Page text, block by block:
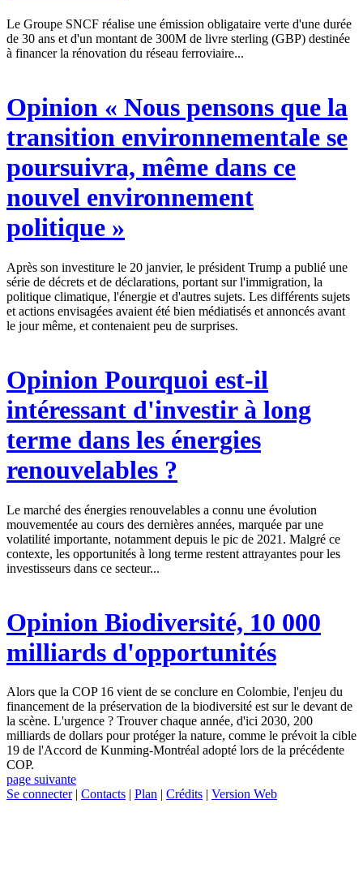
Le Groupe SNCF réalise une émission obligataire verte d'une durée
de 30 ans et d'un montant de 300M de livre sterling (GBP) destinée
à financer la rénovation du réseau ferroviaire...
Opinion « Nous pensons que la
transition environnementale se
poursuivra, même dans ce
nouvel environnement
politique »
Après son investiture le 20 janvier, le président Trump a publié une
série de décrets et de déclarations, portant sur l'immigration, la
politique climatique, l'énergie et d'autres sujets. Les différents sujets
et actions envisagées avaient été bien médiatisés et annoncés avant
le jour même, et contenaient peu de surprises.
Opinion Pourquoi est-il
intéressant d'investir à long
terme dans les énergies
renouvelables ?
Le marché des énergies renouvelables a connu une évolution
mouvementée au cours des dernières années, marquée par une
volatilité importante, notamment depuis le pic de 2021. Malgré ce
contexte, les opportunités à long terme restent attrayantes pour les
investisseurs dans ce secteur...
Opinion Biodiversité, 10 000
milliards d'opportunités
Alors que la COP 16 vient de se conclure en Colombie, l'enjeu du
financement de la préservation de la biodiversité est sur le devant de
la scène. L'urgence ? Trouver chaque année, d'ici 2030, 200
milliards de dollars pour protéger la nature, comme le prévoit la cible
19 de l'Accord de Kunming-Montréal adopté lors de la précédente
COP.
page suivante
Se connecter| Contacts | Plan | Crédits | Version Web